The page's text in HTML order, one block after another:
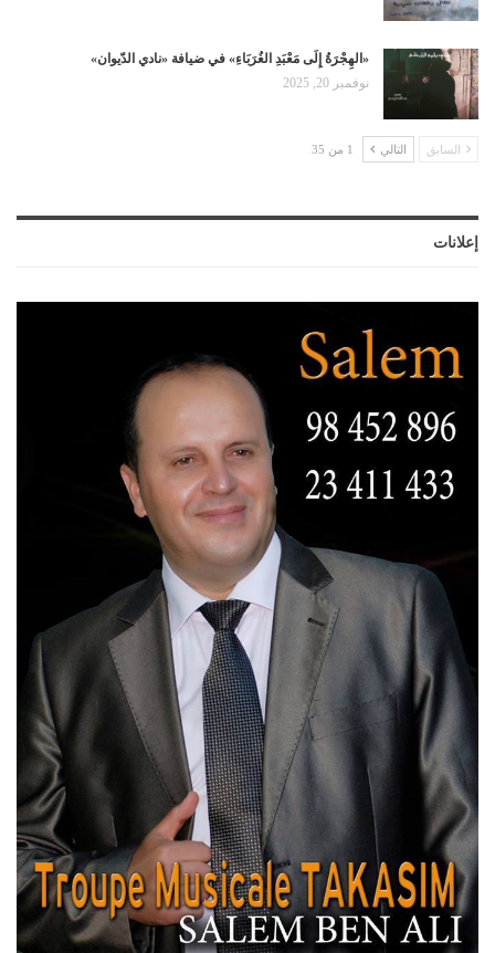
«الهِجْرَةُ إِلَى مَعْبَدِ الغُرَبَاءِ» في ضيافة «نادي الدّيوان»
نوفمبر 20, 2025
السابق التالي 1 من 35
إعلانات